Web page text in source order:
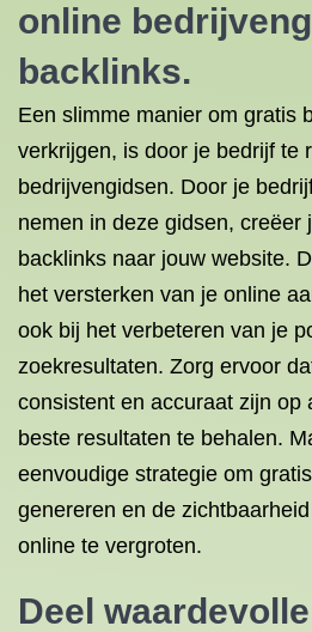
online
backlinks.
Een slimme manier om gratis
verkrijgen, is door je bedrijf te
bedrijvengidsen. Door je
nemen in deze gidsen, creëer
backlinks naar jouw website.
het versterken van je online
ook bij het verbeteren van je
zoekresultaten. Zorg ervoor
consistent en accuraat zijn op
beste resultaten te behalen.
eenvoudige strategie om
genereren en de
online te vergroten.
Deel